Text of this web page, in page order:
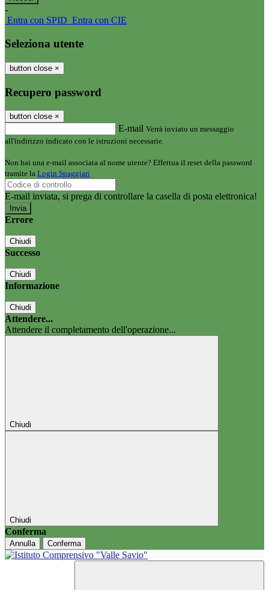
-
Entra con SPID Entra con CIE
Seleziona utente
button close ×
Recupero password
button close ×
E-mail Verrà inviato un messaggio
all'indirizzo indicato con le istruzioni necessarie.
Non hai una e-mail associata al nome utente? Effettua il reset della password
tramite la Login Spaggiari
E-mail inviata, si prega di controllare la casella di posta elettronica!
Errore
Chiudi
Successo
Chiudi
Informazione
Chiudi
Attendere...
Attendere il completamento dell'operazione...
Chiudi
Chiudi
Conferma
Annulla Conferma